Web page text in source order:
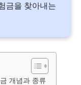
금을 찾아내는
개념과 종류